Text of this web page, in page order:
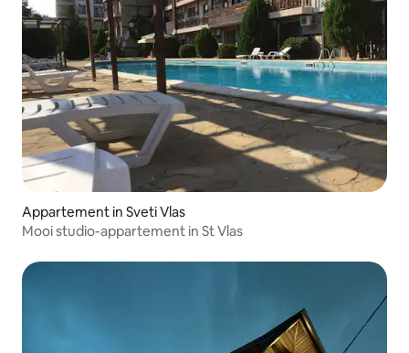
Appartement in Sveti Vlas
Mooi studio-appartement in St Vlas